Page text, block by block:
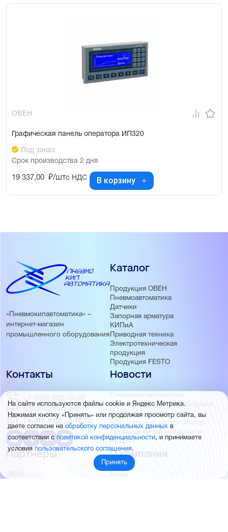
ОВЕН
Графическая панель оператора ИП320
Под заказ
Срок производства 2 дня
19 337,00 ₽/штс НДС В корзину
«Пневмокипавтоматика» –
интернет-магазин
промышленного оборудования
Каталог
Продукция ОВЕН
Пневмоавтоматика
Датчики
Запорная арматура
КИПиА
Приводная техника
Электротехническая
продукция
Продукция FESTO
Новости
Пневмокипавтоматика
запустила розничные продажи
Пневмокипавтоматика –
официальный дистрибьютор
Промышленной автоматики
РИДАН
Партнёры
ОВЕН
О компании
О нас
Контакты
+7 (960) 953-19-99
sales@pnevmokip.ru
Пн-Пт: 9:00 до 18:00
На сайте используются файлы cookie и Яндекс Метрика.
Нажимая кнопку «Принять» или продолжая просмотр сайта, вы
даете согласие наобработку персональных данных в
соответствии с политикой конфиденциальности, и принимаете
условия пользовательского соглашения.
Принять